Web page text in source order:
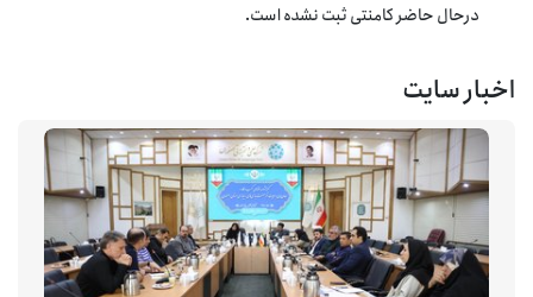
درحال حاضر کامنتی ثبت نشده است.
اخبار سایت